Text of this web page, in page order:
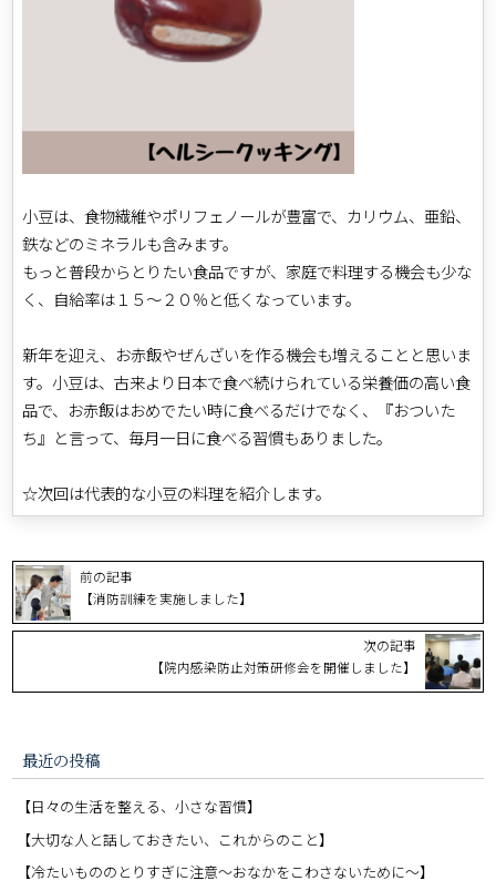
小豆は、食物繊維やポリフェノールが豊富で、カリウム、亜鉛、
鉄などのミネラルも含みます。
もっと普段からとりたい食品ですが、家庭で料理する機会も少な
く、自給率は１５～２０％と低くなっています。
新年を迎え、お赤飯やぜんざいを作る機会も増えることと思いま
す。小豆は、古来より日本で食べ続けられている栄養価の高い食
品で、お赤飯はおめでたい時に食べるだけでなく、『おついた
ち』と言って、毎月一日に食べる習慣もありました。
☆次回は代表的な小豆の料理を紹介します。
前の記事
【消防訓練を実施しました】
次の記事
【院内感染防止対策研修会を開催しました】
最近の投稿
【日々の生活を整える、小さな習慣】
【大切な人と話しておきたい、これからのこと】
【冷たいもののとりすぎに注意〜おなかをこわさないために〜】